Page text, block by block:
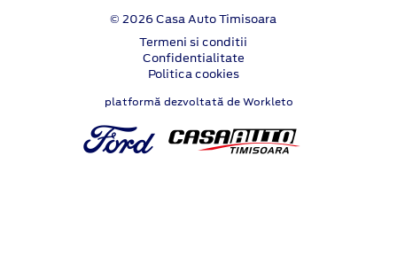
© 2026 Casa Auto Timisoara
Termeni si conditii
Confidentialitate
Politica cookies
platformă dezvoltată de Workleto